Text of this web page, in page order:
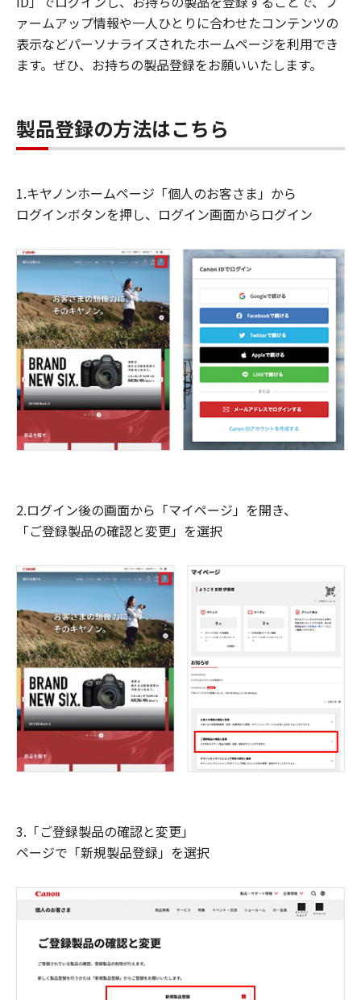
ァームアップ情報や一人ひとりに合わせたコンテンツの
表示などパーソナライズされたホームページを利用でき
ます。ぜひ、お持ちの製品登録をお願いいたします。
製品登録の方法はこちら
1.キヤノンホームページ「個人のお客さま」から
ログインボタンを押し、ログイン画面からログイン
2.ログイン後の画面から「マイページ」を開き、
「ご登録製品の確認と変更」を選択
3.「ご登録製品の確認と変更」
ページで「新規製品登録」を選択